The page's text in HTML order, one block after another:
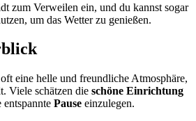
zum Verweilen ein, und du kannst sogar
um das Wetter zu genießen.
eine helle und freundliche Atmosphäre,
Viele schätzen die schöne Einrichtung
Pause einzulegen.